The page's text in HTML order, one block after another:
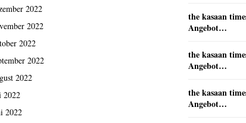
2022
2022
2022
2022
2022
2022
2022
the kasaan
Angebot…
the kasaan
Angebot…
the kasaan
Angebot…